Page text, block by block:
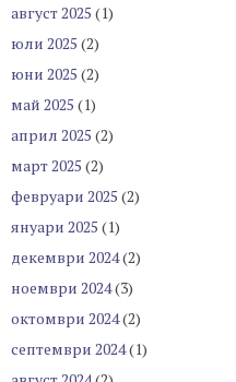
август 2025 (1)
юли 2025 (2)
юни 2025 (2)
май 2025 (1)
април 2025 (2)
март 2025 (2)
февруари 2025 (2)
януари 2025 (1)
декември 2024(2)
ноември 2024(3)
октомври 2024(2)
септември 2024(1)